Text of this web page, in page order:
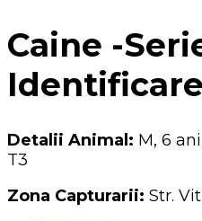
Caine -
Detalii Animal: M, 6
T3
Zona Capturarii: Str.